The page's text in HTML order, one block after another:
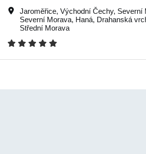
Jaroměřice, Východní Čechy, Severní
Severní Morava, Haná, Drahanská
Střední Morava